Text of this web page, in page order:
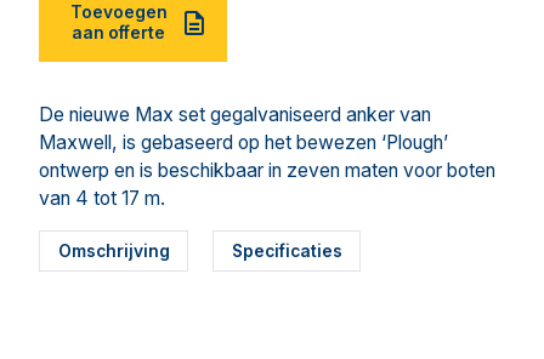
Toevoegen
aan offerte
De nieuwe Max set gegalvaniseerd anker van
Maxwell, is gebaseerd op het bewezen ‘Plough’
ontwerp en is beschikbaar in zeven maten voor boten
van 4 tot 17 m.
Omschrijving Specificaties